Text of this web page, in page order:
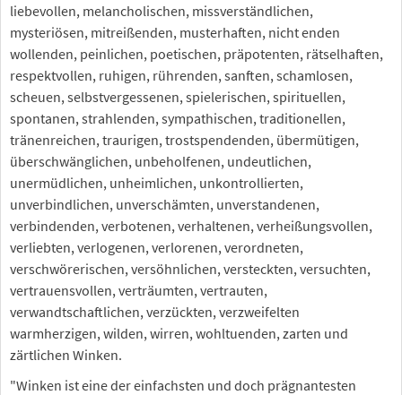
liebevollen, melancholischen, missverständlichen,
mysteriösen, mitreißenden, musterhaften, nicht enden
wollenden, peinlichen, poetischen, präpotenten, rätselhaften,
respektvollen, ruhigen, rührenden, sanften, schamlosen,
scheuen, selbstvergessenen, spielerischen, spirituellen,
spontanen, strahlenden, sympathischen, traditionellen,
tränenreichen, traurigen, trostspendenden, übermütigen,
überschwänglichen, unbeholfenen, undeutlichen,
unermüdlichen, unheimlichen, unkontrollierten,
unverbindlichen, unverschämten, unverstandenen,
verbindenden, verbotenen, verhaltenen, verheißungsvollen,
verliebten, verlogenen, verlorenen, verordneten,
verschwörerischen, versöhnlichen, versteckten, versuchten,
vertrauensvollen, verträumten, vertrauten,
verwandtschaftlichen, verzückten, verzweifelten
warmherzigen, wilden, wirren, wohltuenden, zarten und
zärtlichen Winken.
"Winken ist eine der einfachsten und doch prägnantesten